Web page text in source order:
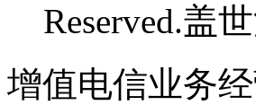
Reserved.盖
增值电信业务